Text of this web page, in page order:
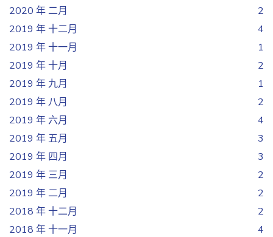
2020 年 二月
2
2019 年 十二月
4
2019 年 十一月
1
2019 年 十月
2
2019 年 九月
1
2019 年 八月
2
2019 年 六月
4
2019 年 五月
3
2019 年 四月
3
2019 年 三月
2
2019 年 二月
2
2018 年 十二月
2
2018 年 十一月
4